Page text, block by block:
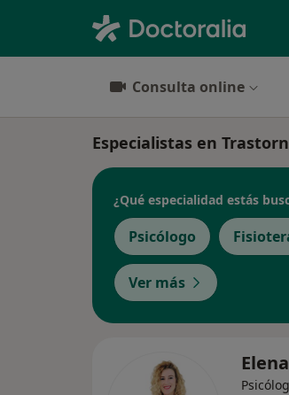
Consulta online
Especialistas en
¿Qué especialidad estás
Psicólogo
Ver más